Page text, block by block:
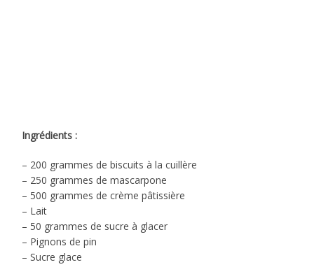
Ingrédients :
– 200 grammes de biscuits à la cuillère
– 250 grammes de mascarpone
– 500 grammes de crème pâtissière
– Lait
– 50 grammes de sucre à glacer
– Pignons de pin
– Sucre glace